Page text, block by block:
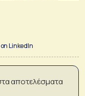
LinkedIn
αποτελέσματα